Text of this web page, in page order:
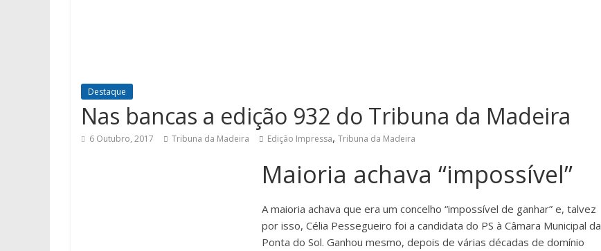
Destaque
Nas bancas a edição 932 do Tribuna da Madeira
6 Outubro, 2017 Tribuna da Madeira Edição Impressa, Tribuna da Madeira
Maioria achava “impossível”
A maioria achava que era um concelho “impossível de ganhar” e, talvez
por isso, Célia Pessegueiro foi a candidata do PS à Câmara Municipal da
Ponta do Sol. Ganhou mesmo, depois de várias décadas de domínio